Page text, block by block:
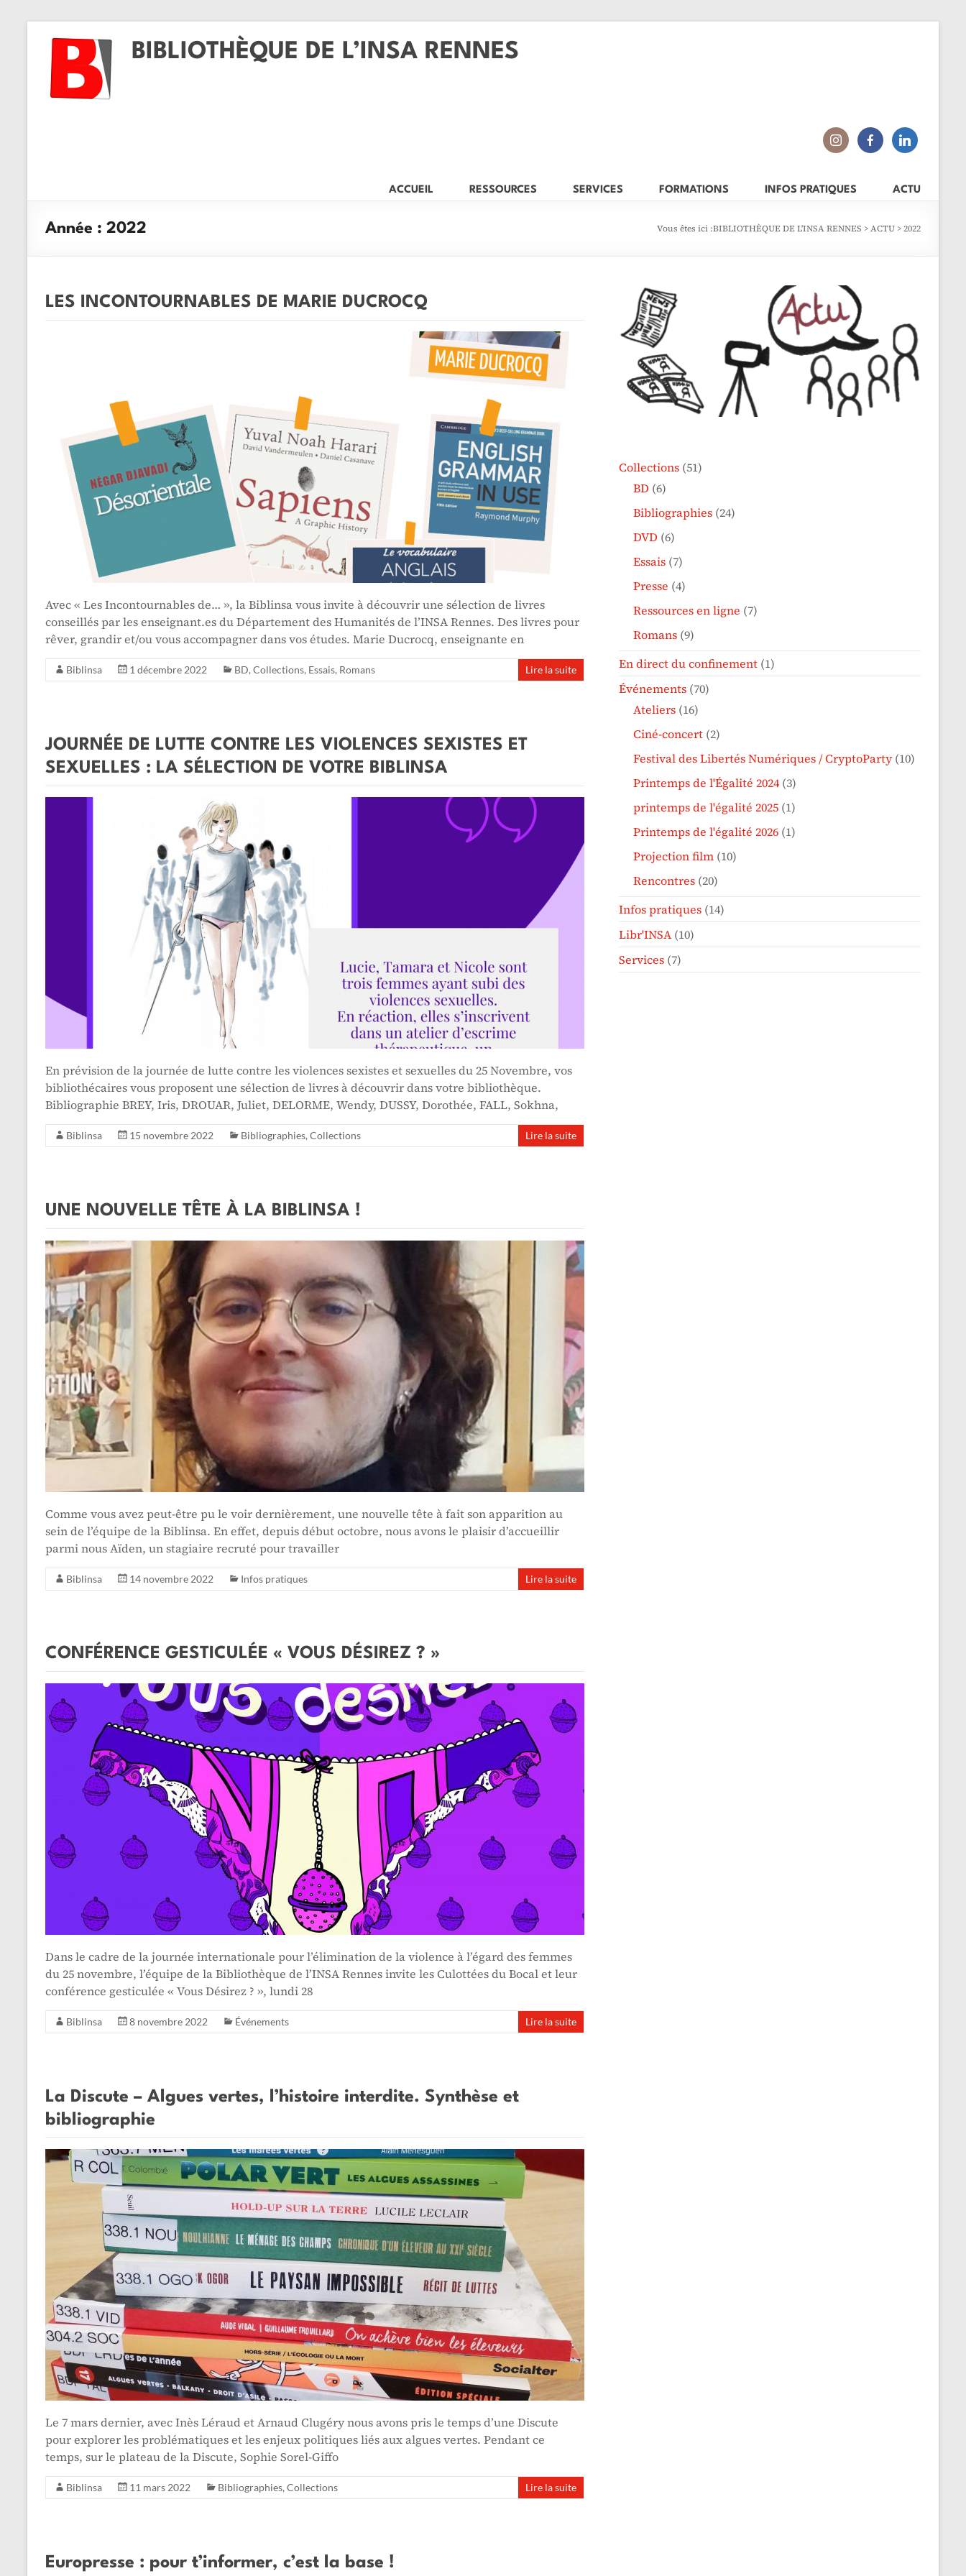
BIBLIOTHÈQUE DE L’INSA RENNES
ACCUEIL RESSOURCES SERVICES FORMATIONS INFOS PRATIQUES ACTU
Année : 2022 Vous êtes ici :BIBLIOTHÈQUE DE L'INSA RENNES >ACTU >2022
LES INCONTOURNABLES DE MARIE DUCROCQ
Avec « Les Incontournables de… », la Biblinsa vous invite à découvrir une sélection de livres
conseillés par les enseignant.es du Département des Humanités de l’INSA Rennes. Des livres pour
rêver, grandir et/ou vous accompagner dans vos études. Marie Ducrocq, enseignante en
Biblinsa 1 décembre 2022 BD, Collections, Essais, Romans Lire la suite
JOURNÉE DE LUTTE CONTRE LES VIOLENCES SEXISTES ET
SEXUELLES : LA SÉLECTION DE VOTRE BIBLINSA
En prévision de la journée de lutte contre les violences sexistes et sexuelles du 25 Novembre, vos
bibliothécaires vous proposent une sélection de livres à découvrir dans votre bibliothèque.
Bibliographie BREY, Iris, DROUAR, Juliet, DELORME, Wendy, DUSSY, Dorothée, FALL, Sokhna,
Biblinsa 15 novembre 2022 Bibliographies, Collections Lire la suite
UNE NOUVELLE TÊTE À LA BIBLINSA !
Comme vous avez peut-être pu le voir dernièrement, une nouvelle tête à fait son apparition au
sein de l’équipe de la Biblinsa. En effet, depuis début octobre, nous avons le plaisir d’accueillir
parmi nous Aïden, un stagiaire recruté pour travailler
Biblinsa 14 novembre 2022 Infos pratiques Lire la suite
CONFÉRENCE GESTICULÉE « VOUS DÉSIREZ ? »
Dans le cadre de la journée internationale pour l’élimination de la violence à l’égard des femmes
du 25 novembre, l’équipe de la Bibliothèque de l’INSA Rennes invite les Culottées du Bocal et leur
conférence gesticulée « Vous Désirez ? », lundi 28
Biblinsa 8 novembre 2022 Événements Lire la suite
La Discute – Algues vertes, l’histoire interdite. Synthèse et
bibliographie
Le 7 mars dernier, avec Inès Léraud et Arnaud Clugéry nous avons pris le temps d’une Discute
pour explorer les problématiques et les enjeux politiques liés aux algues vertes. Pendant ce
temps, sur le plateau de la Discute, Sophie Sorel-Giffo
Biblinsa 11 mars 2022 Bibliographies, Collections Lire la suite
Europresse : pour t’informer, c’est la base !
Collections (51)
BD (6)
Bibliographies (24)
DVD (6)
Essais (7)
Presse (4)
Ressources en ligne (7)
Romans (9)
En direct du confinement (1)
Événements (70)
Ateliers (16)
Ciné-concert (2)
Festival des Libertés Numériques / CryptoParty(10)
Printemps de l'Égalité 2024(3)
printemps de l'égalité 2025 (1)
Printemps de l'égalité 2026 (1)
Projection film (10)
Rencontres (20)
Infos pratiques (14)
Libr'INSA(10)
Services (7)